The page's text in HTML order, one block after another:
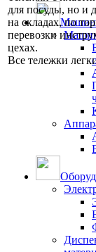
для посуды, но и
на складах, по
перевозки
цехах.
Все тележки